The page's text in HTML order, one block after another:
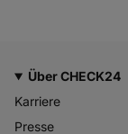
Über CHECK24
Karriere
Presse